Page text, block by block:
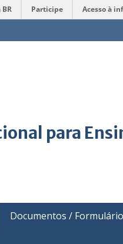
Participe Acesso à
para
Documentos /